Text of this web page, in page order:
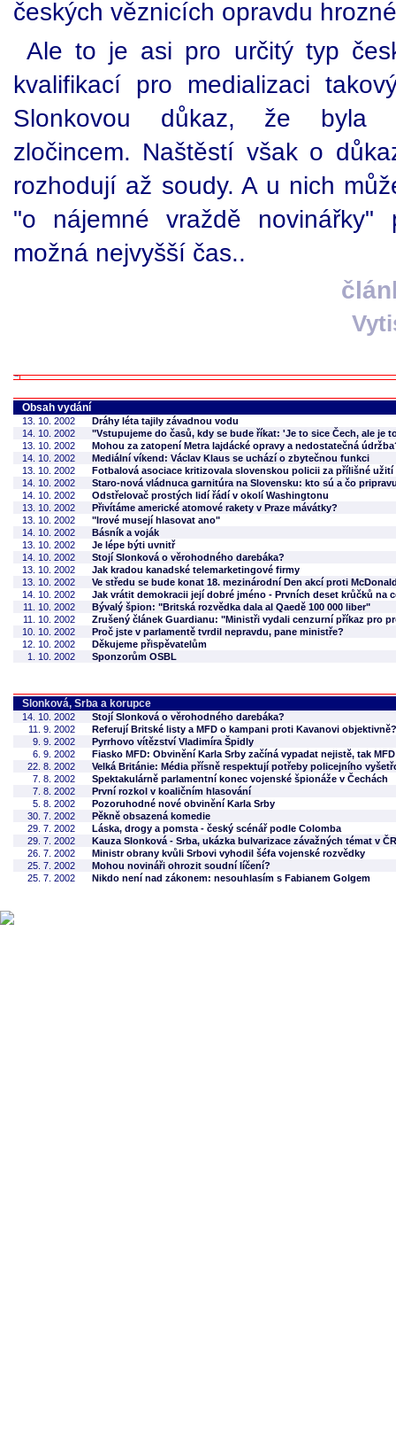
českých věznicích opravdu
Ale to je asi pro určitý typ
kvalifikací pro medializaci
Slonkovou důkaz, že byla
zločincem. Naštěstí však o
rozhodují až soudy. A u nich
"o nájemné vraždě
možná nejvyšší čas..
Obsah vydání
13. 10. 2002
Dráhy léta tajily závadnou vodu
14. 10. 2002
"Vstupujeme do časů, kdy se bude říkat: 'Je to sice Čech, ale je
13. 10. 2002
Mohou za zatopení Metra lajdácké opravy a nedostatečná
14. 10. 2002
Mediální víkend: Václav Klaus se uchází o zbytečnou funkci
13. 10. 2002
Fotbalová asociace kritizovala slovenskou policii za přílišné užití
14. 10. 2002
Staro-nová vládnuca garnitúra na Slovensku: kto sú a čo
14. 10. 2002
Odstřelovač prostých lidí řádí v okolí Washingtonu
13. 10. 2002
Přivítáme americké atomové rakety v Praze mávátky?
13. 10. 2002
"Irové musejí hlasovat ano"
14. 10. 2002
Básník a voják
13. 10. 2002
Je lépe býti uvnitř
14. 10. 2002
Stojí Slonková o věrohodného darebáka?
13. 10. 2002
Jak kradou kanadské telemarketingové firmy
13. 10. 2002
Ve středu se bude konat 18. mezinárodní Den akcí proti
14. 10. 2002
Jak vrátit demokracii její dobré jméno - Prvních deset krůčků na
11. 10. 2002
Bývalý špion: "Britská rozvědka dala al Qaedě 100 000 liber"
11. 10. 2002
Zrušený článek Guardianu: "Ministři vydali cenzurní příkaz pro
10. 10. 2002
Proč jste v parlamentě tvrdil nepravdu, pane ministře?
12. 10. 2002
Děkujeme přispěvatelům
1. 10. 2002
Sponzorům OSBL
Slonková, Srba a korupce
14. 10. 2002
Stojí Slonková o věrohodného darebáka?
11. 9. 2002
Referují Britské listy a MFD o kampani proti Kavanovi objektivně?
9. 9. 2002
Pyrrhovo vítězství Vladimíra Špidly
6. 9. 2002
Fiasko MFD: Obvinění Karla Srby začíná vypadat nejistě, tak
22. 8. 2002
Velká Británie: Média přísně respektují potřeby policejního
7. 8. 2002
Spektakulárně parlamentní konec vojenské špionáže v Čechách
7. 8. 2002
První rozkol v koaličním hlasování
5. 8. 2002
Pozoruhodné nové obvinění Karla Srby
30. 7. 2002
Pěkně obsazená komedie
29. 7. 2002
Láska, drogy a pomsta - český scénář podle Colomba
29. 7. 2002
Kauza Slonková - Srba, ukázka bulvarizace závažných témat v ČR
26. 7. 2002
Ministr obrany kvůli Srbovi vyhodil šéfa vojenské rozvědky
25. 7. 2002
Mohou novináři ohrozit soudní líčení?
25. 7. 2002
Nikdo není nad zákonem: nesouhlasím s Fabianem Golgem